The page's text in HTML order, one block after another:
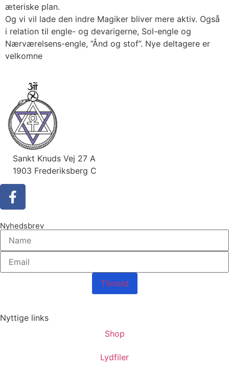
æteriske plan.
Og vi vil lade den indre Magiker bliver mere aktiv. Også
i relation til engle- og devarigerne, Sol-engle og
Nærværelsens-engle, ”Ånd og stof”. Nye deltagere er
velkomne
Sankt Knuds Vej 27 A
1903 Frederiksberg C
Nyhedsbrev
Tilmeld
Nyttige links
Shop
Lydfiler